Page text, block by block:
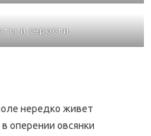
и серости
нередко живет
оперении овсянки